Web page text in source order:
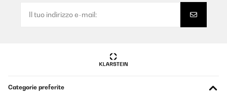
Optik super. Preis ist auch in Ordnung.
offenen Wohnküche und merke schon das mich der laute Lüfter
solltet ihr ordentlich nacharbeiten. Hab dieses Manko auch in
anderen Bewertungen im Netz gelesen und nicht geglaubt. Aber
_______________________________
Categorie preferite